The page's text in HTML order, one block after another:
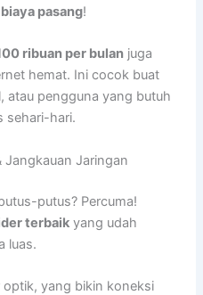
pasang!
ribuan per bulan juga
hemat. Ini cocok buat
atau pengguna yang butuh
sehari-hari.
Jangkauan Jaringan
putus? Percuma!
terbaik yang udah
luas.
yang bikin koneksi